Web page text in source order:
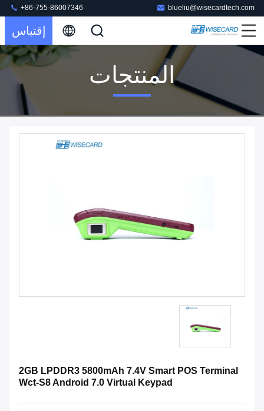
blueliu@wisecardtech.com
+86-755-86007346
إقتباس
المنتجات
2GB LPDDR3 5800mAh 7.4V Smart POS Terminal
Wct-S8 Android 7.0 Virtual Keypad